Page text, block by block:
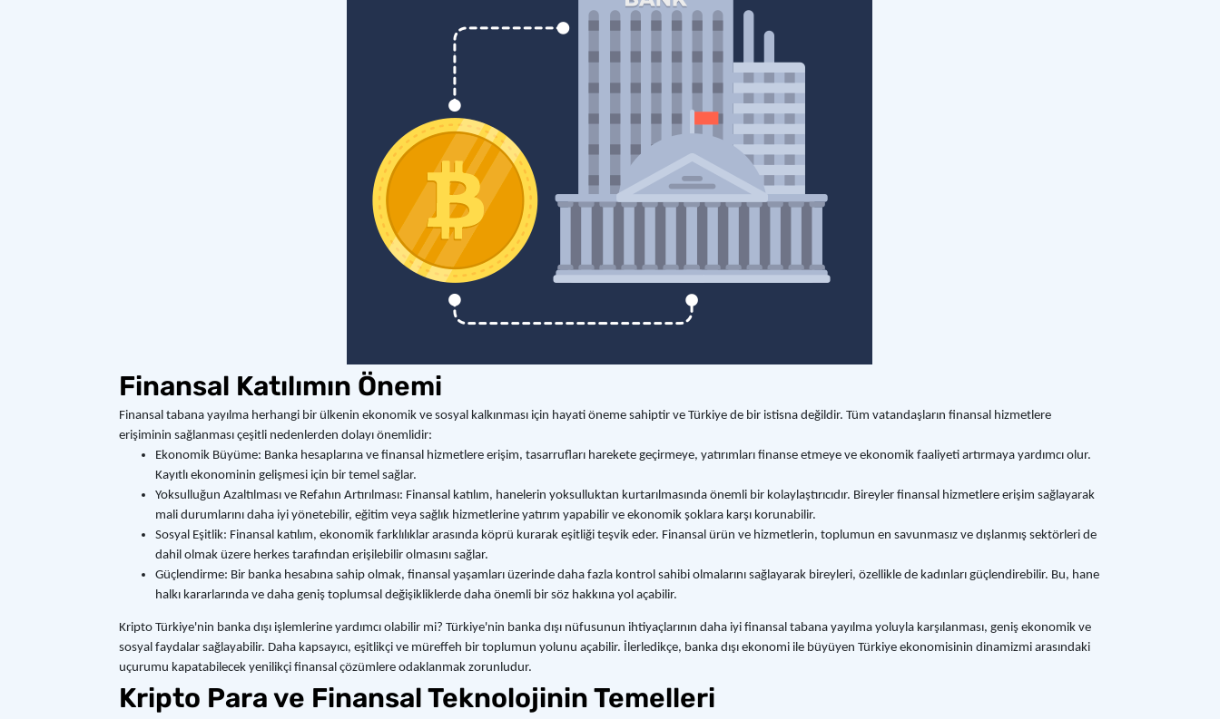
Finansal Katılımın Önemi
Finansal tabana yayılma herhangi bir ülkenin ekonomik ve sosyal kalkınması için hayati öneme sahiptir ve Türkiye de bir istisna değildir. Tüm vatandaşların finansal hizmetlere
erişiminin sağlanması çeşitli nedenlerden dolayı önemlidir:
Ekonomik Büyüme: Banka hesaplarına ve finansal hizmetlere erişim, tasarrufları harekete geçirmeye, yatırımları finanse etmeye ve ekonomik faaliyeti artırmaya yardımcı olur.
Kayıtlı ekonominin gelişmesi için bir temel sağlar.
Yoksulluğun Azaltılması ve Refahın Artırılması: Finansal katılım, hanelerin yoksulluktan kurtarılmasında önemli bir kolaylaştırıcıdır. Bireyler finansal hizmetlere erişim sağlayarak
mali durumlarını daha iyi yönetebilir, eğitim veya sağlık hizmetlerine yatırım yapabilir ve ekonomik şoklara karşı korunabilir.
Sosyal Eşitlik: Finansal katılım, ekonomik farklılıklar arasında köprü kurarak eşitliği teşvik eder. Finansal ürün ve hizmetlerin, toplumun en savunmasız ve dışlanmış sektörleri de
dahil olmak üzere herkes tarafından erişilebilir olmasını sağlar.
Güçlendirme: Bir banka hesabına sahip olmak, finansal yaşamları üzerinde daha fazla kontrol sahibi olmalarını sağlayarak bireyleri, özellikle de kadınları güçlendirebilir. Bu, hane
halkı kararlarında ve daha geniş toplumsal değişikliklerde daha önemli bir söz hakkına yol açabilir.
Kripto Türkiye'nin banka dışı işlemlerine yardımcı olabilir mi? Türkiye'nin banka dışı nüfusunun ihtiyaçlarının daha iyi finansal tabana yayılma yoluyla karşılanması, geniş ekonomik ve
sosyal faydalar sağlayabilir. Daha kapsayıcı, eşitlikçi ve müreffeh bir toplumun yolunu açabilir. İlerledikçe, banka dışı ekonomi ile büyüyen Türkiye ekonomisinin dinamizmi arasındaki
uçurumu kapatabilecek yenilikçi finansal çözümlere odaklanmak zorunludur.
Kripto Para ve Finansal Teknolojinin Temelleri